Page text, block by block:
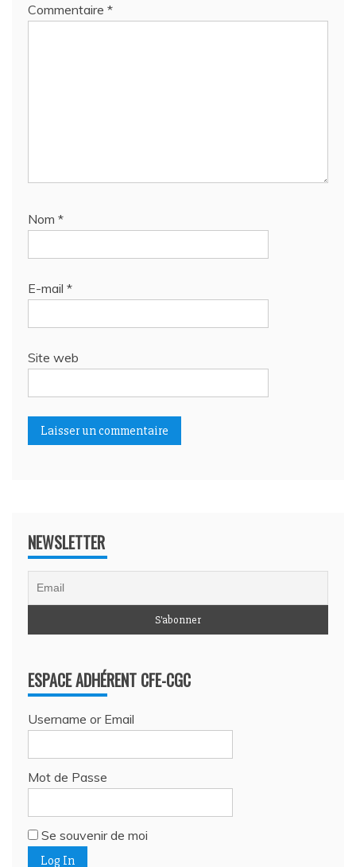
Commentaire *
Nom *
E-mail *
Site web
NEWSLETTER
ESPACE ADHÉRENT CFE-CGC
Username or Email
Mot de Passe
Se souvenir de moi